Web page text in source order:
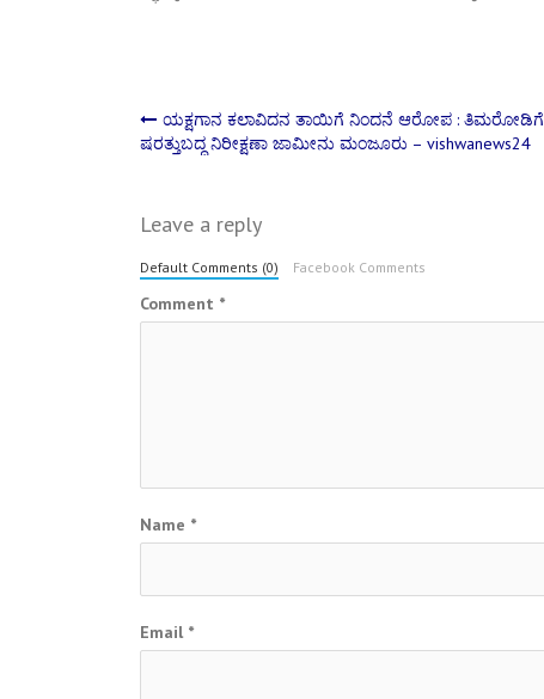
Post
ಯಕ್ಷಗಾನ ಕಲಾವಿದನ ತಾಯಿಗೆ ನಿಂದನೆ ಆರೋಪ : ತಿಮರೋಡಿಗೆ
ಷರತ್ತುಬದ್ಧ ನಿರೀಕ್ಷಣಾ ಜಾಮೀನು ಮಂಜೂರು – vishwanews24
Leave a reply
Default Comments (0) Facebook Comments
Comment *
Name *
Email *